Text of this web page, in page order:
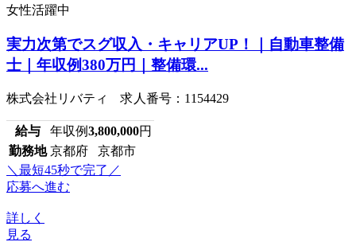
女性活躍中
実力次第でスグ収入・キャリアUP！｜自動車整備
士｜年収例380万円｜整備環...
株式会社リバティ 求人番号：1154429
給与 年収例3,800,000円
勤務地 京都府 京都市
＼最短45秒で完了／
応募へ進む
詳しく
見る